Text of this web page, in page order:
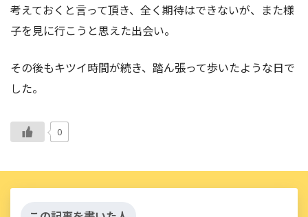
考えておくと言って頂き、全く期待はできないが、また様
子を見に行こうと思えた出会い。
その後もキツイ時間が続き、踏ん張って歩いたような日で
した。
0